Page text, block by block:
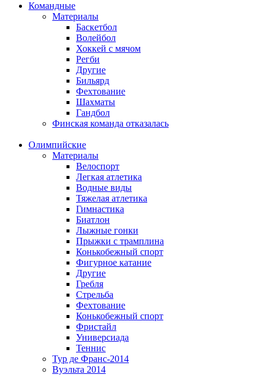
Командные
Материалы
Баскетбол
Волейбол
Хоккей с мячом
Регби
Другие
Бильярд
Фехтование
Шахматы
Гандбол
Финская команда отказалась
Олимпийские
Материалы
Велоспорт
Легкая атлетика
Водные виды
Тяжелая атлетика
Гимнастика
Биатлон
Лыжные гонки
Прыжки с трамплина
Конькобежный спорт
Фигурное катание
Другие
Гребля
Стрельба
Фехтование
Конькобежный спорт
Фристайл
Универсиада
Теннис
Тур де Франс-2014
Вуэльта 2014